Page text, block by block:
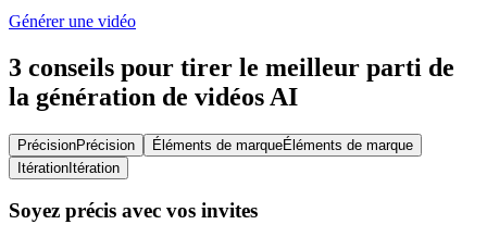
Générer une vidéo
3 conseils pour tirer le meilleur parti de
la génération de vidéos AI
PrécisionPrécision Éléments de marqueÉléments de marque
ItérationItération
Soyez précis avec vos invites